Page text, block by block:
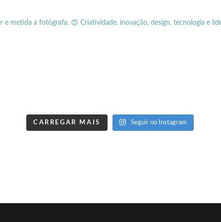
e metida a fotógrafa. 😍 Criatividade, inovação, design, tecnologia e
CARREGAR MAIS Seguir no Instagram